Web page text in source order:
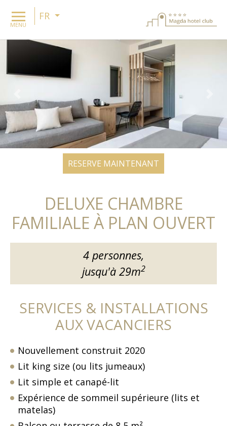
MENU
FR
Previous
RESERVE MAINTENANT
DELUXE CHAMBRE
FAMILIALE À PLAN OUVERT
4 personnes,
jusqu'à 29m2
SERVICES & INSTALLATIONS
AUX VACANCIERS
Nouvellement construit 2020
Lit king size (ou lits jumeaux)
Lit simple et canapé-lit
Expérience de sommeil supérieure (lits et
matelas)